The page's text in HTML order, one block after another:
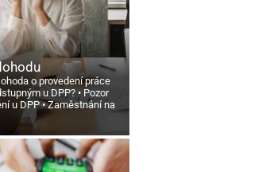
o provedení práce
u DPP?
Pozor
u DPP
Zaměstnání na